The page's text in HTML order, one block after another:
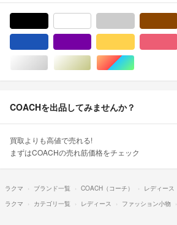
シルバー/銀色系ゴールド/金色系マルチカラー
COACHを出品してみませんか？
買取よりも高値で売れる!
まずはCOACHの売れ筋価格をチェック
ラクマ ブランド一覧 COACH（コーチ） レディース
ラクマ
カテゴリ一覧 レディース ファッション小物